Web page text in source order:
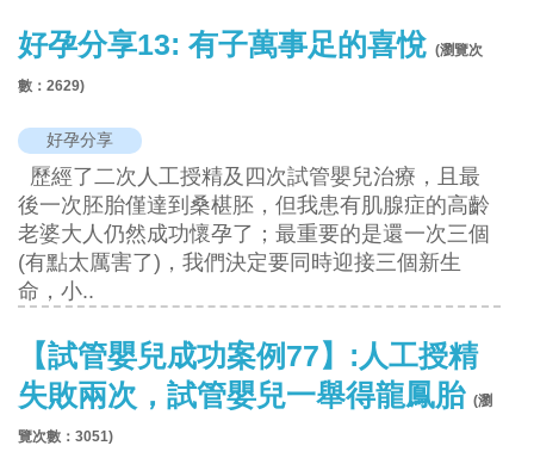
好孕分享13: 有子萬事足的喜悅 (瀏覽次
數：2629)
好孕分享
歷經了二次人工授精及四次試管嬰兒治療，且最
後一次胚胎僅達到桑椹胚，但我患有肌腺症的高齡
老婆大人仍然成功懷孕了；最重要的是還一次三個
(有點太厲害了)，我們決定要同時迎接三個新生
命，小..
【試管嬰兒成功案例77】:人工授精
失敗兩次，試管嬰兒一舉得龍鳳胎 (瀏
覽次數：3051)